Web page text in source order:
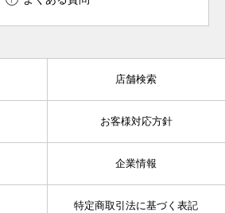
店舗検索
お客様対応方針
企業情報
特定商取引法に基づく表記